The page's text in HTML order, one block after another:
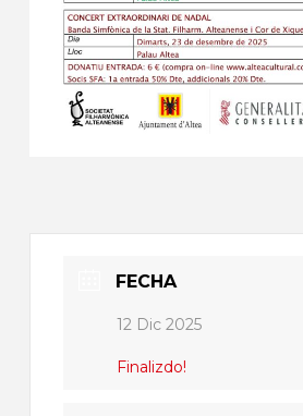
FECHA
12 Dic 2025
Finalizdo!